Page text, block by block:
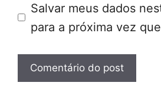
Salvar meus dados
para a próxima vez